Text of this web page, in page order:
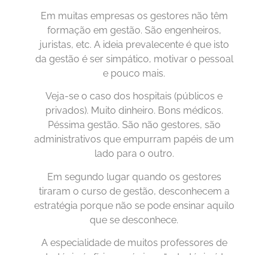
Em muitas empresas os gestores não têm
formação em gestão. São engenheiros,
juristas, etc. A ideia prevalecente é que isto
da gestão é ser simpático, motivar o pessoal
e pouco mais.
Veja-se o caso dos hospitais (públicos e
privados). Muito dinheiro. Bons médicos.
Péssima gestão. São não gestores, são
administrativos que empurram papéis de um
lado para o outro.
Em segundo lugar quando os gestores
tiraram o curso de gestão, desconhecem a
estratégia porque não se pode ensinar aquilo
que se desconhece.
A especialidade de muitos professores de